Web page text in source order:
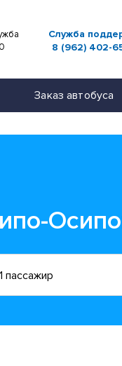
Служба
8 (962) 402-
Заказ автобуса